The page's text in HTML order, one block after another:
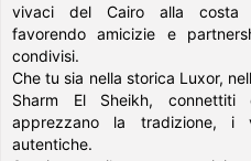
vivaci del Cairo alla costa
favorendo amicizie e
condivisi.
Che tu sia nella storica Luxor,
Sharm El Sheikh,
apprezzano la tradizione, i
autentiche.